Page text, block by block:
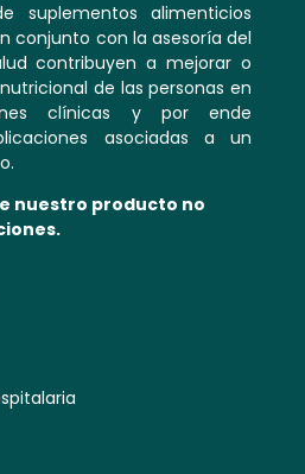
suplementos alimenticios
conjunto con la asesoría del
contribuyen a mejorar o
de las personas en
clínicas y por ende
asociadas a un
nuestro producto no